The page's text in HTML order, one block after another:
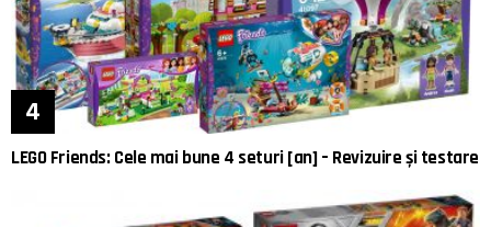
LEGO Friends: Cele mai bune 4 seturi [an] – Revizuire și testare